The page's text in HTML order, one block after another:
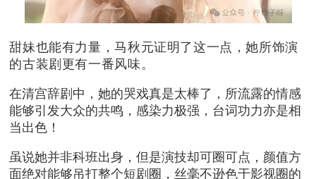
甜妹也能有力量，马秋元证明了这一点，她所饰演
的古装剧更有一番风味。
在清宫辞剧中，她的哭戏真是太棒了，所流露的情感
能够引发大众的共鸣，感染力极强，台词功力亦是相
当出色！
虽说她并非科班出身，但是演技却可圈可点，颜值方
面绝对能够吊打整个短剧圈，丝毫不逊色于影视圈的